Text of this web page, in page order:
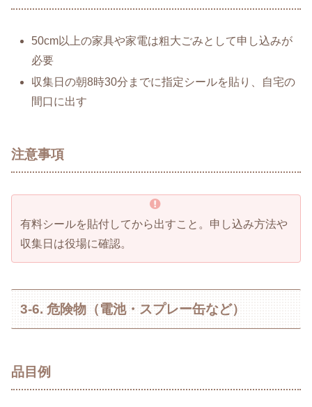
50cm以上の家具や家電は粗大ごみとして申し込みが
必要
収集日の朝8時30分までに指定シールを貼り、自宅の
間口に出す
注意事項
有料シールを貼付してから出すこと。申し込み方法や
収集日は役場に確認。
3-6. 危険物（電池・スプレー缶など）
品目例